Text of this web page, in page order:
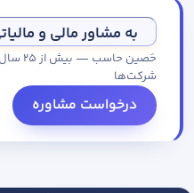
به مشاور مالی و
حَصین
شرکت‌ها
درخواست مشاوره